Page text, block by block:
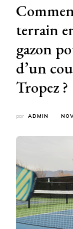
terrain
gazon
d’un
Tropez ?
par ADMIN